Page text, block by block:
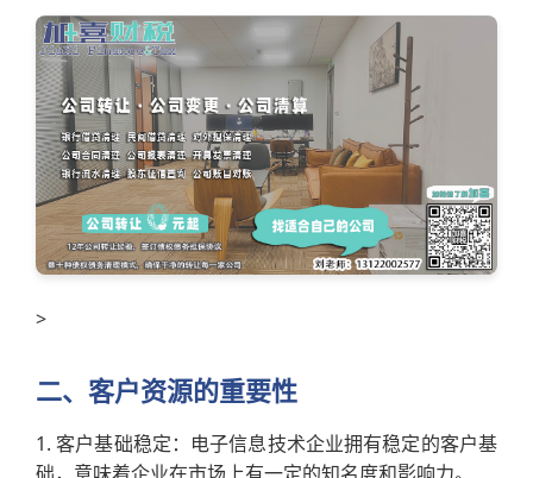
>
二、客户资源的重要性
1. 客户基础稳定：电子信息技术企业拥有稳定的客户基